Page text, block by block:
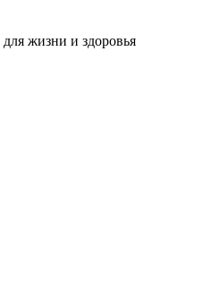
жизни и здоровья